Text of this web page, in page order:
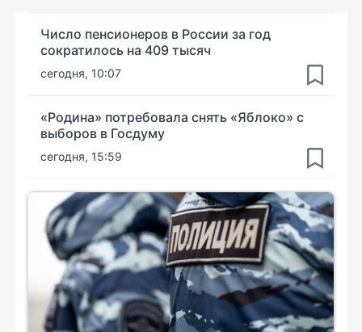
Число пенсионеров в России за год
сократилось на 409 тысяч
сегодня, 10:07
«Родина» потребовала снять «Яблоко» с
выборов в Госдуму
сегодня, 15:59